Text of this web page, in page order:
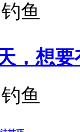
鱼
，想
鱼